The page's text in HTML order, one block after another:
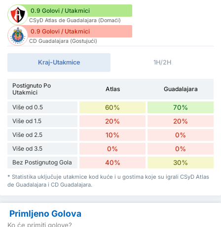
0.9 Golovi / Utakmici
CSyD Atlas de Guadalajara (Domaći)
0.9 Golovi / Utakmici
CD Guadalajara (Gostujući)
Kraj-Utakmice 1H/2H
Postignuto Po
Utakmici
Atlas Guadalajara
Više od 0.5 60% 70%
Više od 1.5 20% 20%
Više od 2.5 10% 0%
Više od 3.5 0% 0%
Bez Postignutog Gola 40% 30%
* Statistika uključuje utakmice kod kuće i u gostima koje su igrali CSyD Atlas
de Guadalajara i CD Guadalajara.
Primljeno Golova
Ko će primiti golove?